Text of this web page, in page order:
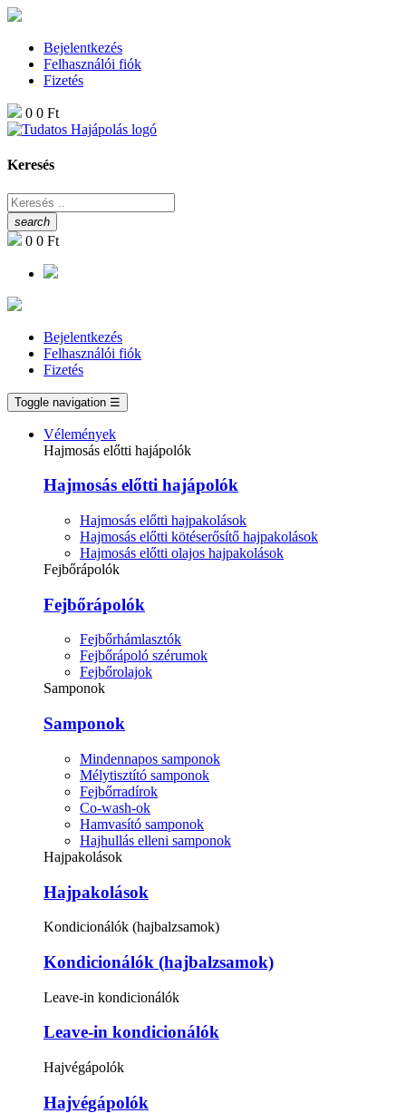
Bejelentkezés
Felhasználói fiók
Fizetés
0 0 Ft
Keresés
search
0 0 Ft
Bejelentkezés
Felhasználói fiók
Fizetés
Toggle navigation ☰
Vélemények
Hajmosás előtti hajápolók
Hajmosás előtti hajápolók
Hajmosás előtti hajpakolások
Hajmosás előtti kötéserősítő hajpakolások
Hajmosás előtti olajos hajpakolások
Fejbőrápolók
Fejbőrápolók
Fejbőrhámlasztók
Fejbőrápoló szérumok
Fejbőrolajok
Samponok
Samponok
Mindennapos samponok
Mélytisztító samponok
Fejbőrradírok
Co-wash-ok
Hamvasító samponok
Hajhullás elleni samponok
Hajpakolások
Hajpakolások
Kondicionálók (hajbalzsamok)
Kondicionálók (hajbalzsamok)
Leave-in kondicionálók
Leave-in kondicionálók
Hajvégápolók
Hajvégápolók